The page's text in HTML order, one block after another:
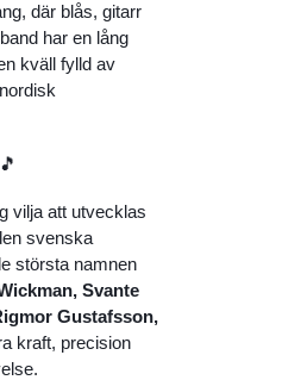
där blås, gitarr
har en lång
kväll fylld av
🎵
vilja att utvecklas
svenska
största namnen
Svante
Gustafsson,
kraft, precision